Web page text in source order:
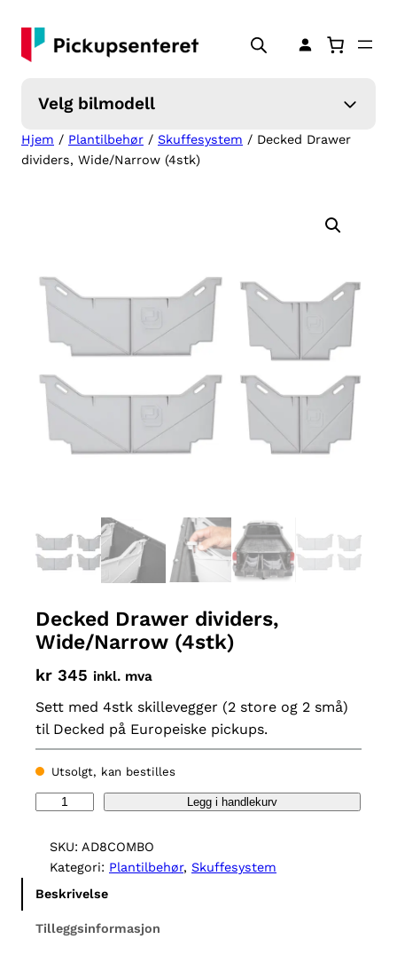
innhold
Velg bilmodell
Hjem / Plantilbehør / Skuffesystem / Decked Drawer
dividers, Wide/Narrow (4stk)
Decked Drawer dividers,
Wide/Narrow (4stk)
kr 345 inkl. mva
Sett med 4stk skillevegger (2 store og 2 små)
til Decked på Europeiske pickups.
Utsolgt, kan bestilles
D
Legg i handlekurv
SKU: AD8COMBO
Kategori: Plantilbehør, Skuffesystem
Beskrivelse
Tilleggsinformasjon